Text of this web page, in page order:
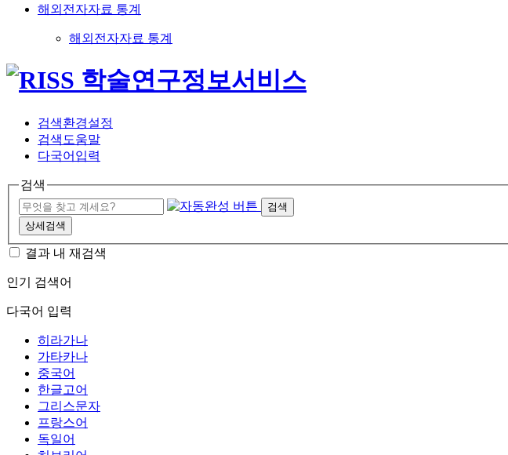
해외전자자료 통계
해외전자자료 통계
검색환경설정
검색도움말
다국어입력
검색
검색
상세검색
결과 내 재검색
인기 검색어
다국어 입력
히라가나
가타카나
중국어
한글고어
그리스문자
프랑스어
독일어